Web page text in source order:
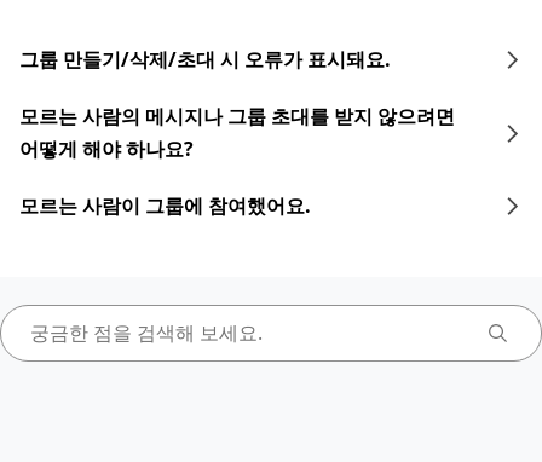
그룹 만들기/삭제/초대 시 오류가 표시돼요.
모르는 사람의 메시지나 그룹 초대를 받지 않으려면
어떻게 해야 하나요?
모르는 사람이 그룹에 참여했어요.